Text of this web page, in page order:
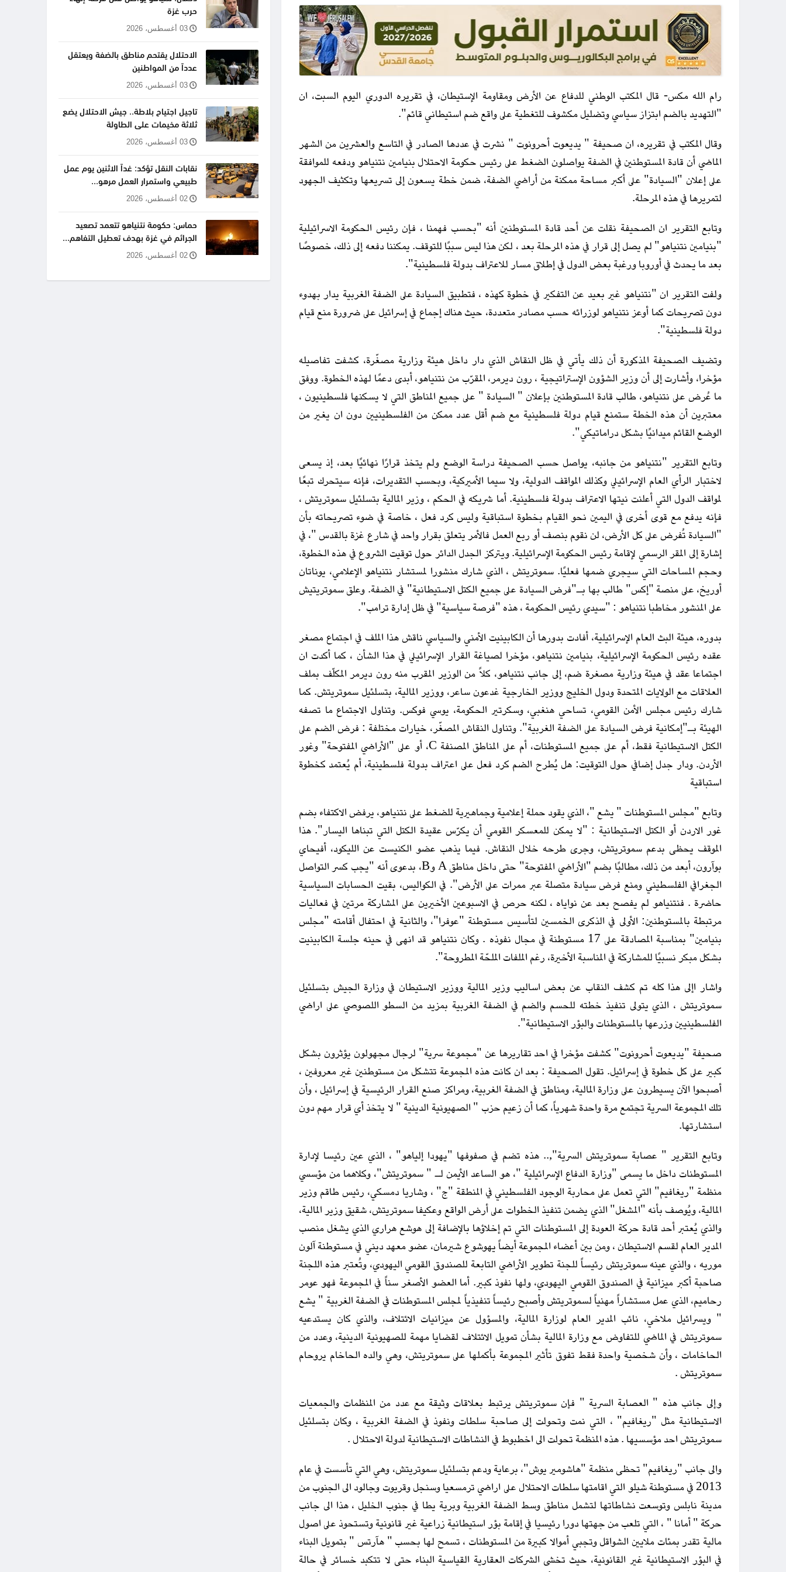
رام الله مكس- قال المكتب الوطني للدفاع عن الأرض ومقاومة الإستيطان، في تقريره الدوري اليوم السبت، ان
"التهديد بالضم ابتزاز سياسي وتضليل مكشوف للتغطية على واقع ضم استيطاني قائم".
وقال المكتب في تقريره، ان صحيفة " يديعوت أحرونوت " نشرت في عددها الصادر في التاسع والعشرين من الشهر
الماضي أن قادة المستوطنين في الضفة يواصلون الضغط على رئيس حكومة الاحتلال بنيامين نتنياهو ودفعه للموافقة
على إعلان "السيادة" على أكبر مساحة ممكنة من أراضي الضفة، ضمن خطة يسعون إلى تسريعها وتكثيف الجهود
لتمريرها في هذه المرحلة.
وتابع التقرير ان الصحيفة نقلت عن أحد قادة المستوطنين أنه "بحسب فهمنا ، فإن رئيس الحكومة الاسرائيلية
"بنيامين نتنياهو" لم يصل إلى قرار في هذه المرحلة بعد ، لكن هذا ليس سببًا للتوقف. يمكننا دفعه إلى ذلك، خصوصًا
بعد ما يحدث في أوروبا ورغبة بعض الدول في إطلاق مسار للاعتراف بدولة فلسطينية".
ولفت التقرير ان "نتنياهو غير بعيد عن التفكير في خطوة كهذه ، فتطبيق السيادة على الضفة الغربية يدار بهدوء
دون تصريحات كما أوعز نتنياهو لوزرائه حسب مصادر متعددة، حيث هناك إجماع في إسرائيل على ضرورة منع قيام
دولة فلسطينية".
وتضيف الصحيفة المذكورة أن ذلك يأتي في ظل النقاش الذي دار داخل هيئة وزارية مصغّرة، كشفت تفاصيله
مؤخرا، وأشارت إلى أن وزير الشؤون الإستراتيجية ، رون ديرمر، المقرّب من نتنياهو، أبدى دعمًا لهذه الخطوة. ووفق
ما عُرض على نتنياهو، طالب قادة المستوطنين بإعلان " السيادة " على جميع المناطق التي لا يسكنها فلسطينيون ،
معتبرين أن هذه الخطة ستمنع قيام دولة فلسطينية مع ضم أقل عدد ممكن من الفلسطينيين دون ان يغير من
الوضع القائم ميدانيًا بشكل دراماتيكي".
وتابع التقرير "نتنياهو من جانبه، يواصل حسب الصحيفة دراسة الوضع ولم يتخذ قرارًا نهائيًا بعد، إذ يسعى
لاختبار الرأي العام الإسرائيلي وكذلك المواقف الدولية، ولا سيما الأميركية، وبحسب التقديرات، فإنه سيتحرك تبعًا
لمواقف الدول التي أعلنت نيتها الاعتراف بدولة فلسطينية. أما شريكه في الحكم ، وزير المالية بتسلئيل سموتريتش ،
فإنه يدفع مع قوى أخرى في اليمين نحو القيام بخطوة استباقية وليس كرد فعل ، خاصة في ضوء تصريحاته بأن
"السيادة تُفرض على كل الأرض، لن نقوم بنصف أو ربع العمل فالأمر يتعلق بقرار واحد في شارع غزة بالقدس "، في
إشارة إلى المقر الرسمي لإقامة رئيس الحكومة الإسرائيلية. ويتركز الجدل الدائر حول توقيت الشروع في هذه الخطوة،
وحجم المساحات التي سيجري ضمها فعليًا. سموتريتش ، الذي شارك منشورا لمستشار نتنياهو الإعلامي، يوناتان
أوريخ، على منصة "إكس" طالب بها بـ"فرض السيادة على جميع الكتل الاستيطانية" في الضفة. وعلق سموتريتيش
على المنشور مخاطبا نتنياهو : "سيدي رئيس الحكومة ، هذه "فرصة سياسية" في ظل إدارة ترامب".
بدوره، هيئة البث العام الإسرائيلية، أفادت بدورها أن الكابينيت الأمني والسياسي ناقش هذا الملف في اجتماع مصغر
عقده رئيس الحكومة الإسرائيلية، بنيامين نتنياهو، مؤخرا لصياغة القرار الإسرائيلي في هذا الشأن ، كما أكدت ان
اجتماعا عقد في هيئة وزارية مصغرة ضم، إلى جانب نتنياهو، كلاً من الوزير المقرب منه رون ديرمر المكلّف بملف
العلاقات مع الولايات المتحدة ودول الخليج ووزير الخارجية غدعون ساعر، ووزير المالية، بتسلئيل سموتريتش. كما
شارك رئيس مجلس الأمن القومي، تساحي هنغبي، وسكرتير الحكومة، يوسي فوكس. وتناول الاجتماع ما تصفه
الهيئة بـ"إمكانية فرض السيادة على الضفة الغربية". وتناول النقاش المصغّر، خيارات مختلفة : فرض الضم على
الكتل الاستيطانية فقط، أم على جميع المستوطنات، أم على المناطق المصنفة C، أو على "الأراضي المفتوحة" وغور
الأردن. ودار جدل إضافي حول التوقيت: هل يُطرح الضم كرد فعل على اعتراف بدولة فلسطينية، أم يُعتمد كخطوة
استباقية
وتابع "مجلس المستوطنات " يشع "، الذي يقود حملة إعلامية وجماهيرية للضغط على نتنياهو، يرفض الاكتفاء بضم
غور الاردن أو الكتل الاستيطانية : "لا يمكن للمعسكر القومي أن يكرّس عقيدة الكتل التي تبناها اليسار". هذا
الموقف يحظى بدعم سموتريتش، وجرى طرحه خلال النقاش. فيما يذهب عضو الكنيست عن الليكود، أفيحاي
بوآرون، أبعد من ذلك، مطالبًا بضم "الأراضي المفتوحة" حتى داخل مناطق A وB، بدعوى أنه "يجب كسر التواصل
الجغرافي الفلسطيني ومنع فرض سيادة متصلة عبر ممرات على الأرض". في الكواليس، بقيت الحسابات السياسية
حاضرة . فنتنياهو لم يفصح بعد عن نواياه ، لكنه حرص في الاسبوعين الأخيرين على المشاركة مرتين في فعاليات
مرتبطة بالمستوطنين: الأولى في الذكرى الخمسين لتأسيس مستوطنة "عوفرا"، والثانية في احتفال أقامته "مجلس
بنيامين" بمناسبة المصادقة على 17 مستوطنة في مجال نفوذه . وكان نتنياهو قد انهى في حينه جلسة الكابينيت
بشكل مبكر نسبيًا للمشاركة في المناسبة الأخيرة، رغم الملفات الملحّة المطروحة".
واشار اإلى هذا كله تم كشف النقاب عن بعض اساليب وزير المالية ووزير الاستيطان في وزارة الجيش بتسلئيل
سموتريتش ، الذي يتولى تنفيذ خطته للحسم والضم في الضفة الغربية بمزيد من السطو اللصوصي على اراضي
الفلسطينيين وزرعها بالمستوطنات والبؤر الاستيطانية".
صحيفة "يديعوت أحرونوت" كشفت مؤخرا في احد تقاريرها عن "مجموعة سرية" لرجال مجهولون يؤثرون بشكل
كبير على كل خطوة في إسرائيل. تقول الصحيفة : بعد ان كانت هذه المجموعة تتشكل من مستوطنين غير معروفين ،
أصبحوا الآن يسيطرون على وزارة المالية، ومناطق في الضفة الغربية، ومراكز صنع القرار الرئيسية في إسرائيل ، وأن
تلك المجموعة السرية تجتمع مرة واحدة شهرياً، كما أن زعيم حزب " الصهيونية الدينية " لا يتخذ أي قرار مهم دون
استشارتها.
وتابع التقرير " عصابة سموتريتش السرية",.. هذه تضم في صفوفها "يهودا إلياهو" ، الذي عين رئيسا لإدارة
المستوطنات داخل ما يسمى "وزارة الدفاع الإسرائيلية "، هو الساعد الأيمن لـ " سموتريتش"، وكلاهما من مؤسسي
منظمة "ريغافيم" التي تعمل على محاربة الوجود الفلسطيني في المنطقة "ج" ، وشاريا دمسكي، رئيس طاقم وزير
المالية، ويُوصف بأنه "المشغل" الذي يضمن تنفيذ الخطوات على أرض الواقع وعكيفا سموتريتش، شقيق وزير المالية،
والذي يُعتبر أحد قادة حركة العودة إلى المستوطنات التي تم إخلاؤها بالإضافة إلى هوشع هراري الذي يشغل منصب
المدير العام لقسم الاستيطان ، ومن بين أعضاء المجموعة أيضاً يهوشوع شيرمان، عضو معهد ديني في مستوطنة آلون
موريه ، والذي عينه سموتريتش رئيساً للجنة تطوير الأراضي التابعة للصندوق القومي اليهودي، وتُعتبر هذه اللجنة
صاحبة أكبر ميزانية في الصندوق القومي اليهودي، ولها نفوذ كبير. أما العضو الأصغر سناً في المجموعة فهو عومر
رحاميم، الذي عمل مستشاراً مهنياً لسموتريتش وأصبح رئيساً تنفيذياً لمجلس المستوطنات في الضفة الغربية " يشع
" ويسرائيل ملاخي، نائب المدير العام لوزارة المالية، والمسؤول عن ميزانيات الائتلاف، والذي كان يستدعيه
سموتريتش في الماضي للتفاوض مع وزارة المالية بشأن تمويل الائتلاف لقضايا مهمة للصهيونية الدينية، وعدد من
الحاخامات ، وأن شخصية واحدة فقط تفوق تأثير المجموعة بأكملها على سموتريتش، وهي والده الحاخام يروحام
سموتريتش .
وإلى جانب هذه " العصابة السرية " فإن سموتريتش يرتبط بعلاقات وثيقة مع عدد من المنظمات والجمعيات
الاستيطانية مثل "ريغافيم" ، التي نمت وتحولت إلى صاحبة سلطات ونفوذ في الضفة الغربية ، وكان بتسلئيل
سموتريتش احد مؤسسيها . هذه المنظمة تحولت الى اخطبوط في النشاطات الاستيطانية لدولة الاحتلال .
والى جانب "ريغافيم" تحظى منظمة "هاشومير يوش"، برعاية ودعم بتسلئيل سموتريتش، وهي التي تأسست في عام
2013 في مستوطنة شيلو التي اقامتها سلطات الاحتلال على اراضي ترمسعيا وسنجل وقريوت وجالود الى الجنوب من
مدينة نابلس وتوسعت نشاطاتها لتشمل مناطق وسط الضفة الغربية وبرية يطا في جنوب الخليل ، هذا الى جانب
حركة " أمانا " ، التي تلعب من جهتها دورا رئيسيا في إقامة بؤر استيطانية زراعية غير قانونية وتستحوذ على اصول
مالية تقدر بمئات ملايين الشواقل وتجبي أموالا كبيرة من المستوطنات ، تسمح لها بحسب " هآرتس " بتمويل البناء
في البؤر الاستيطانية غير القانونية، حيث تخشى الشركات العقارية القياسية البناء حتى لا تتكبد خسائر في حالة
حرب غزة
03 أغسطس، 2026
الاحتلال يقتحم مناطق بالضفة ويعتقل
عدداً من المواطنين
03 أغسطس، 2026
تاجيل اجتياح بلاطة.. جيش الاحتلال يضع
ثلاثة مخيمات على الطاولة
03 أغسطس، 2026
نقابات النقل تؤكد: غداً الاثنين يوم عمل
طبيعي واستمرار العمل مرهو...
02 أغسطس، 2026
حماس: حكومة نتنياهو تتعمد تصعيد
الجرائم في غزة بهدف تعطيل التفاهم...
02 أغسطس، 2026